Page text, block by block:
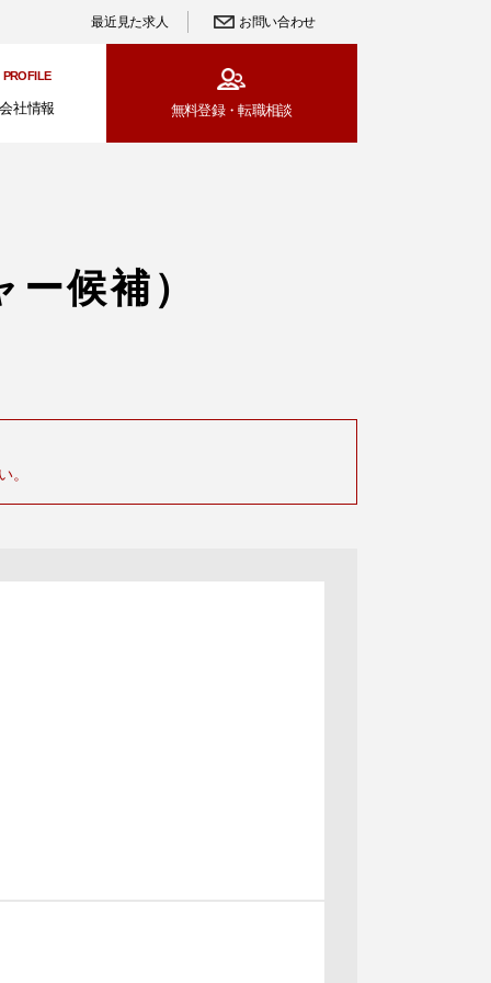
最近見た求人 お問い合わせ
PROFILE
会社情報 無料登録・転職相談
候補）
。